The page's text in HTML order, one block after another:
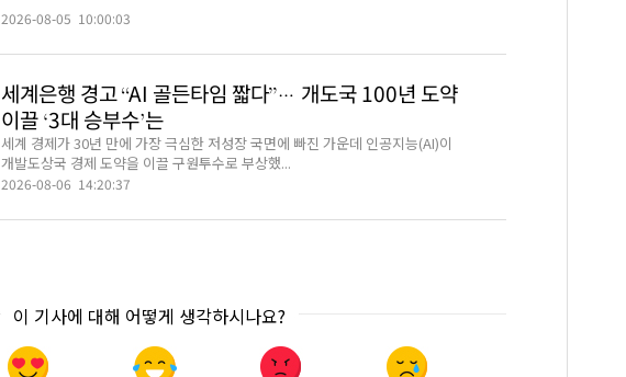
2026-08-05 10:00:03
세계은행 경고 “AI 골든타임 짧다”… 개도국 100년 도약
이끌 ‘3대 승부수’는
세계 경제가 30년 만에 가장 극심한 저성장 국면에 빠진 가운데 인공지능(AI)이
개발도상국 경제 도약을 이끌 구원투수로 부상했...
2026-08-06 14:20:37
이 기사에 대해 어떻게 생각하시나요?